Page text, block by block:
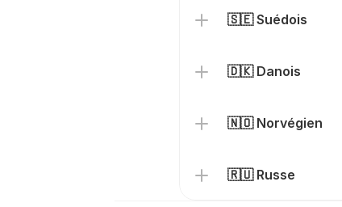
🇸🇪 Suédois
🇩🇰 Danois
🇳🇴 Norvégien
🇷🇺 Russe